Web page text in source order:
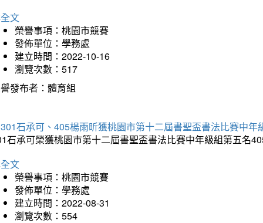
文
榮譽事項：桃園市競賽
發佈單位：學務處
建立時間：2022-10-16
瀏覽次數：517
發布者：體育組
石承可、405楊雨昕獲桃園市第十二屆書聖盃書法比賽中年
石承可榮獲桃園市第十二屆書聖盃書法比賽中年級組第五名
文
榮譽事項：桃園市競賽
發佈單位：學務處
建立時間：2022-08-31
瀏覽次數：554